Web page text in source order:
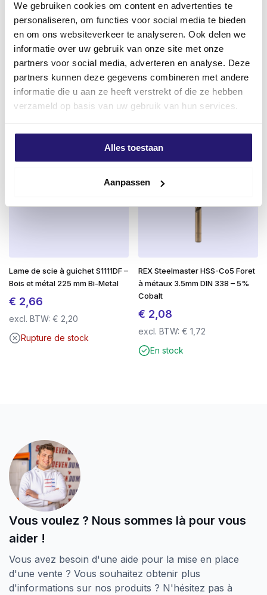
We gebruiken cookies om content en advertenties te
personaliseren, om functies voor social media te bieden
en om ons websiteverkeer te analyseren. Ook delen we
informatie over uw gebruik van onze site met onze
partners voor social media, adverteren en analyse. Deze
partners kunnen deze gegevens combineren met andere
informatie die u aan ze heeft verstrekt of die ze hebben
verzameld op basis van uw gebruik van hun services.
Alles toestaan
Aanpassen
contreplaqué, le MDF, le bois dur (à l’intérieur).
Pour l’utilisation dans la pierre et le béton, les chevilles
i.c.w..
La taille souhaitée ne figure pas dans la liste ?
Demandez toujours à notre personnel de vente
quelles sont les possibilités.
Règle pliante professionnelle en
plastique – 1 mètre
€ 6,25
excl. BTW:€5,17
En stock
Alu Tape 50mm x 50m – Pour
l’isolation et les conduits d’air
Le
prix
initial
était :
€ 5,75.
€ 4,45Le
prix
actuel
est :
€ 4,45.
excl. BTW:€3,68
En stock
Lame de scie à guichet S1111DF –
Bois et métal 225 mm Bi-Metal
€ 2,66
excl. BTW: € 2,20
Rupture de stock
REX Steelmaster HSS-Co5 Foret
à métaux 3.5mm DIN 338 – 5%
Cobalt
€ 2,08
excl. BTW:€ 1,72
En stock
Vous voulez ? Nous sommes là pour vous
aider !
Vous avez besoin d'une aide pour la mise en place
d'une vente ? Vous souhaitez obtenir plus
d'informations sur nos produits ? N'hésitez pas à